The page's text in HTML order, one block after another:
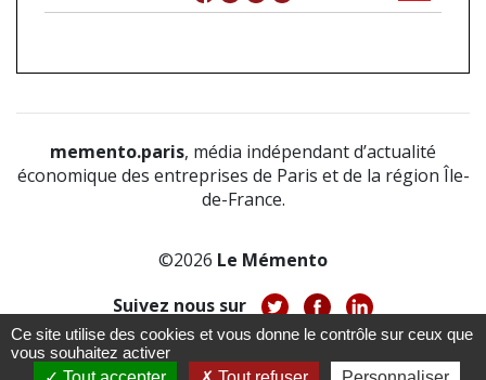
memento.paris, média indépendant d’actualité
économique des entreprises de Paris et de la région Île-
de-France.
©2026 Le Mémento
Suivez nous sur
À propos-Notice légale
Ce site utilise des cookies et vous donne le contrôle sur ceux que
vous souhaitez activer